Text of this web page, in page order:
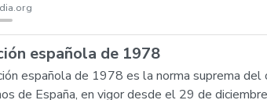
española de 1978
española de 1978 es la norma suprema
de España, en vigor desde el 29 de